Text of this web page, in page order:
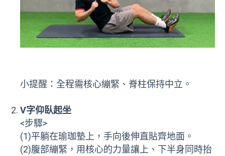
小提醒：全程需核心繃緊、脊柱保持中立。
V字仰臥起坐
<步驟>
(1)平躺在瑜珈墊上，手向後伸直貼齊地面。
(2)腹部繃緊，用核心的力量讓上、下半身同時抬